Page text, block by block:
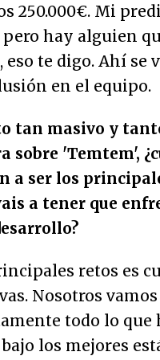
250.000€. Mi
hay alguien
te digo. Ahí se
en el equipo.
tan masivo y
sobre 'Temtem',
a ser los
a tener que
retos es
Nosotros vamos
todo lo que
los mejores